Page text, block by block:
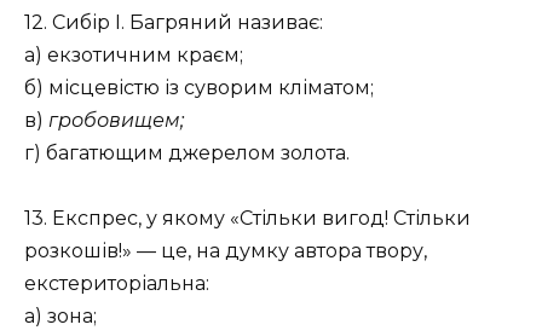
12. Сибір І. Багряний називає:
а) екзотичним краєм;
б) місцевістю із суворим кліматом;
в) гробовищем;
г) багатющим джерелом золота.
13. Експрес, у якому «Стільки вигод! Стільки
розкошів!» — це, на думку автора твору,
екстериторіальна:
а) зона;